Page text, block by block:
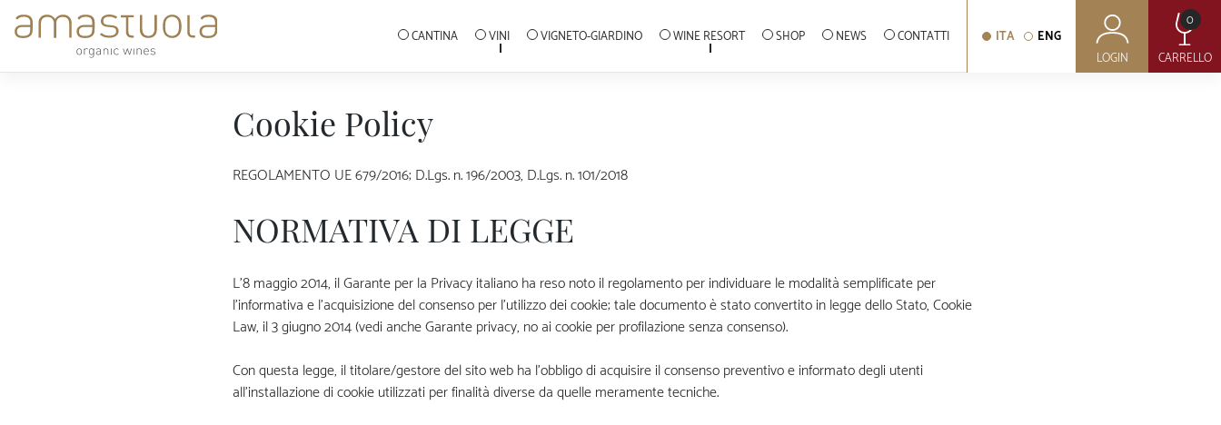
Skip
CANTINA VINI VIGNETO-GIARDINO WINE RESORT SHOP NEWS CONTATTI ITA
ENG
LOGIN
CARRELLO
0
Cookie Policy
REGOLAMENTO UE 679/2016; D.Lgs. n. 196/2003, D.Lgs. n. 101/2018
NORMATIVA DI LEGGE
L’8 maggio 2014, il Garante per la Privacy italiano ha reso noto il regolamento per individuare le modalità semplificate per
l’informativa e l’acquisizione del consenso per l’utilizzo dei cookie; tale documento è stato convertito in legge dello Stato, Cookie
Law, il 3 giugno 2014 (vedi anche Garante privacy, no ai cookie per profilazione senza consenso).
Con questa legge, il titolare/gestore del sito web ha l’obbligo di acquisire il consenso preventivo e informato degli utenti
all’installazione di cookie utilizzati per finalità diverse da quelle meramente tecniche.